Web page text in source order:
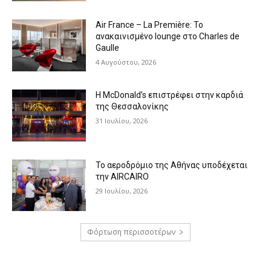
Air France – La Première: Το
ανακαινισμένο lounge στο Charles de
Gaulle
4 Αυγούστου, 2026
Η McDonald’s επιστρέφει στην καρδιά
της Θεσσαλονίκης
31 Ιουλίου, 2026
Το αεροδρόμιο της Αθήνας υποδέχεται
την AIRCAIRO
29 Ιουλίου, 2026
Φόρτωση περισσοτέρων